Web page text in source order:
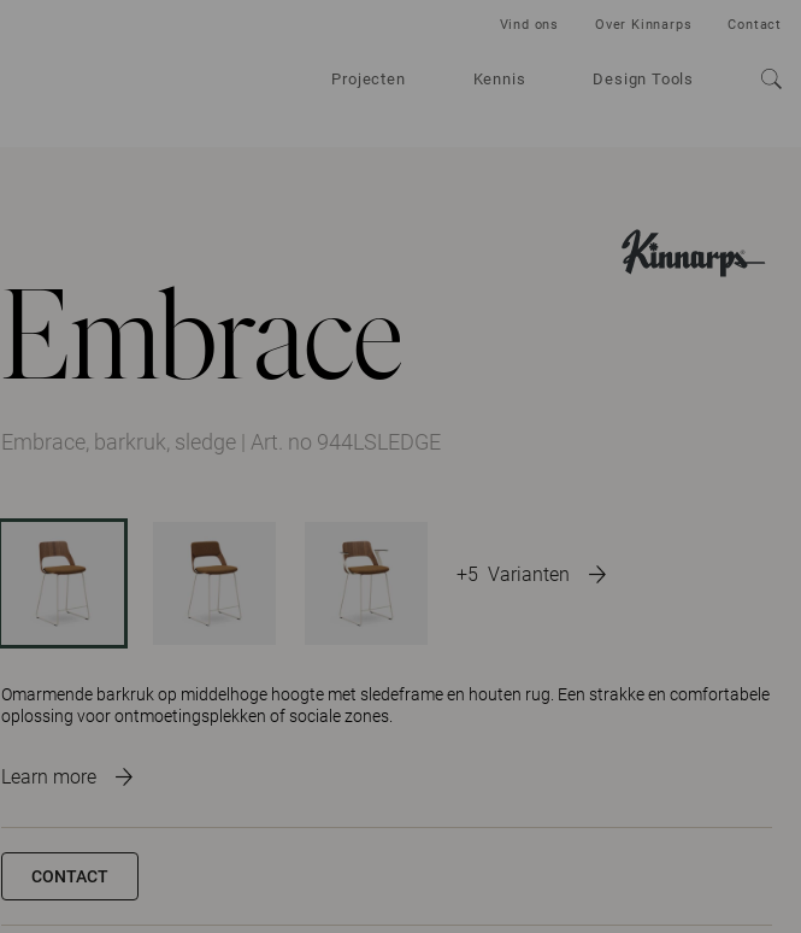
Projecten Kennis Design Tools
Vind ons Over Kinnarps Contact
Embrace
+5 Varianten
Embrace, barkruk, sledge | Art. no 944LSLEDGE
Omarmende barkruk op middelhoge hoogte met sledeframe en houten rug. Een strakke en comfortabele
oplossing voor ontmoetingsplekken of sociale zones.
Learn more
CONTACT